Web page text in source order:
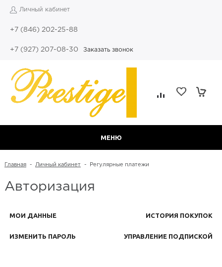
Личный кабинет
+7 (846) 202-25-88
+7 (927) 207-08-30 Заказать звонок
МЕНЮ
Главная - Личный кабинет - Регулярные платежи
Авторизация
МОИ ДАННЫЕ ИСТОРИЯ ПОКУПОК
ИЗМЕНИТЬ ПАРОЛЬ УПРАВЛЕНИЕ ПОДПИСКОЙ